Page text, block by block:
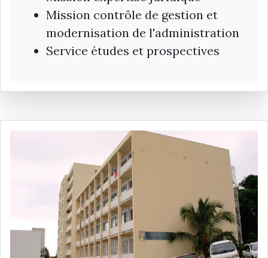
Mission contrôle de gestion et
modernisation de l'administration
Service études et prospectives